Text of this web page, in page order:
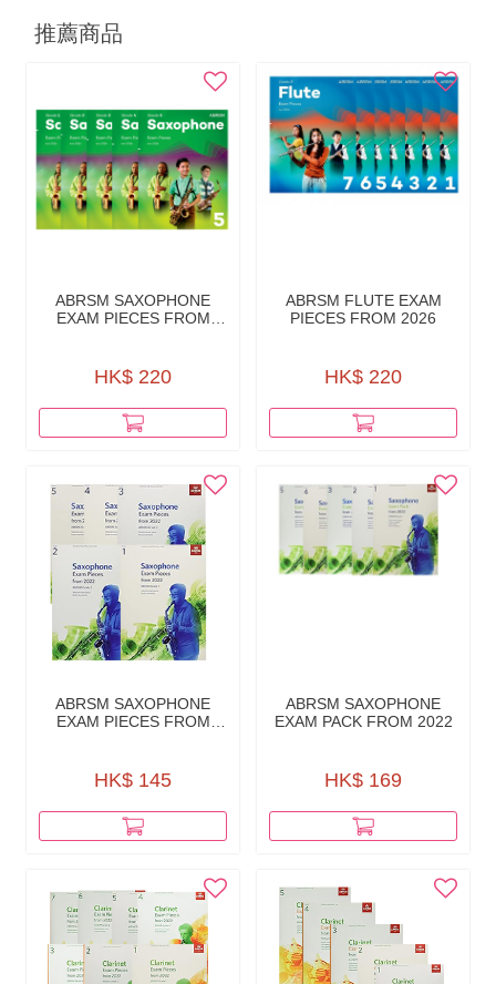
推薦商品
ABRSM SAXOPHONE
EXAM PIECES FROM
HK$ 220
ABRSM FLUTE EXAM
PIECES FROM 2026
HK$ 220
ABRSM SAXOPHONE
EXAM PIECES FROM
HK$ 145
ABRSM SAXOPHONE
EXAM PACK FROM 2022
HK$ 169